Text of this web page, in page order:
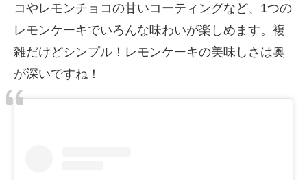
コやレモンチョコの甘いコーティングなど、1つの
レモンケーキでいろんな味わいが楽しめます。複
雑だけどシンプル！レモンケーキの美味しさは奥
が深いですね！